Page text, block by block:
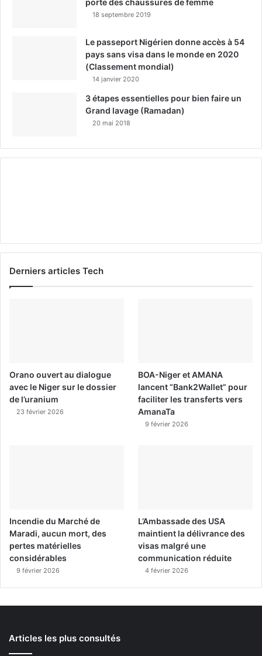
18 septembre 2019
Le passeport Nigérien donne accès à 54
pays sans visa dans le monde en 2020
(Classement mondial)
14 janvier 2020
3 étapes essentielles pour bien faire un
Grand lavage (Ramadan)
20 mai 2018
Derniers articles Tech
Orano ouvert au dialogue
avec le Niger sur le dossier
de l’uranium
23 février 2026
BOA-Niger et AMANA
lancent “Bank2Wallet” pour
faciliter les transferts vers
AmanaTa
9 février 2026
Incendie du Marché de
Maradi, aucun mort, des
pertes matérielles
considérables
9 février 2026
L’Ambassade des USA
maintient la délivrance des
visas malgré une
communication réduite
4 février 2026
Articles les plus consultés